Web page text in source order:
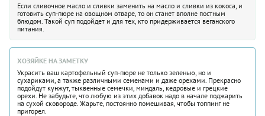
Если сливочное масло и сливки заменить на масло и сливки из кокоса, и
готовить суп-пюре на овощном отваре, то он станет вполне постным
блюдом. Такой суп подойдет и для тех, кто придерживается веганского
питания.
ХОЗЯЙКЕ НА ЗАМЕТКУ
Украсить ваш картофельный суп-пюре не только зеленью, но и
сухариками, а также различными семенами и даже орехами. Прекрасно
подойдут кунжут, тыквенные семечки, миндаль, кедровые и грецкие
орехи. Не забудьте, что любую из этих добавок надо в начале поджарить
на сухой сковороде. Жарьте, постоянно помешивая, чтобы топпинг не
пригорел.